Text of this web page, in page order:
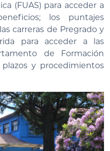
(FUAS) para acceder a
los puntajes
carreras de Pregrado y
para acceder a las
de Formación
y procedimientos